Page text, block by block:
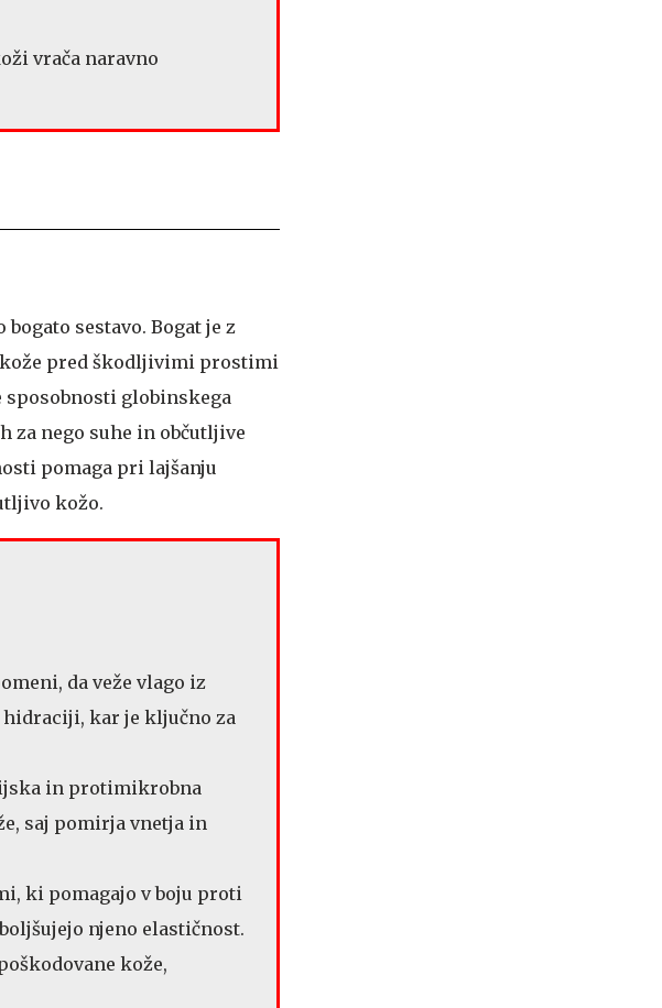
vrača naravno
sestavo. Bogat je z
pred škodljivimi prostimi
globinskega
za nego suhe in občutljive
pomaga pri lajšanju
kožo.
da veže vlago iz
kar je ključno za
in protimikrobna
saj pomirja vnetja in
ki pomagajo v boju proti
njeno elastičnost.
kože,